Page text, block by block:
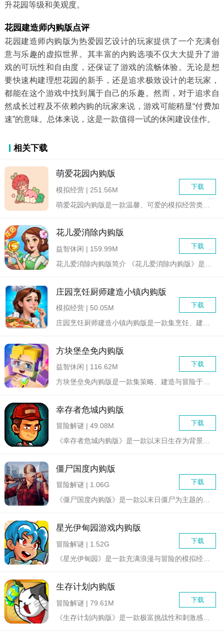
升花园等级和美观度。
花园建造师内购版点评
花园建造师内购版为热爱园艺设计的玩家提供了一个充满创
意与乐趣的虚拟世界。其丰富的内购选项不仅大大提升了游
戏的可玩性和自由度，还保证了游戏的流畅体验。无论是想
要快速构建理想花园的新手，还是追求极致设计的老玩家，
都能在这个游戏中找到属于自己的乐趣。然而，对于追求自
然成长过程及不依赖内购的玩家来说，游戏可能稍显“付费加
速”的意味。总体来说，这是一款值得一试的休闲建设佳作。
相关下载
萌爱花园内购版
下载
模拟经营 | 251.56M
花儿爱消除内购版
下载
益智休闲 | 159.99M
庄园烹饪厨师建造小镇内购版
下载
模拟经营 | 50.05M
庄园烹饪厨师建造小镇内购版是一款集烹饪、建造和模拟经营于一体...
方块堡垒免内购版
下载
益智休闲 | 116.62M
方块堡垒免内购版是一款集策略、建造与冒险于一体的沙盒游戏。玩...
幸存者危城内购版
下载
冒险解谜 | 49.08M
《幸存者危城内购版》是一款以末日生存为背景的冒险游戏，玩家将...
僵尸国度内购版
下载
冒险解谜 | 1.06G
《僵尸国度内购版》是一款以末日僵尸为主题的生存射击类手机游戏...
星光伊甸园游戏内购版
下载
冒险解谜 | 1.52G
《星光伊甸园》是一款充满浪漫与冒险的模拟经营类手机游戏，玩家...
生存计划内购版
下载
冒险解谜 | 79.61M
《生存计划内购版》是一款极富挑战性和刺激感的生存冒险游戏。在...